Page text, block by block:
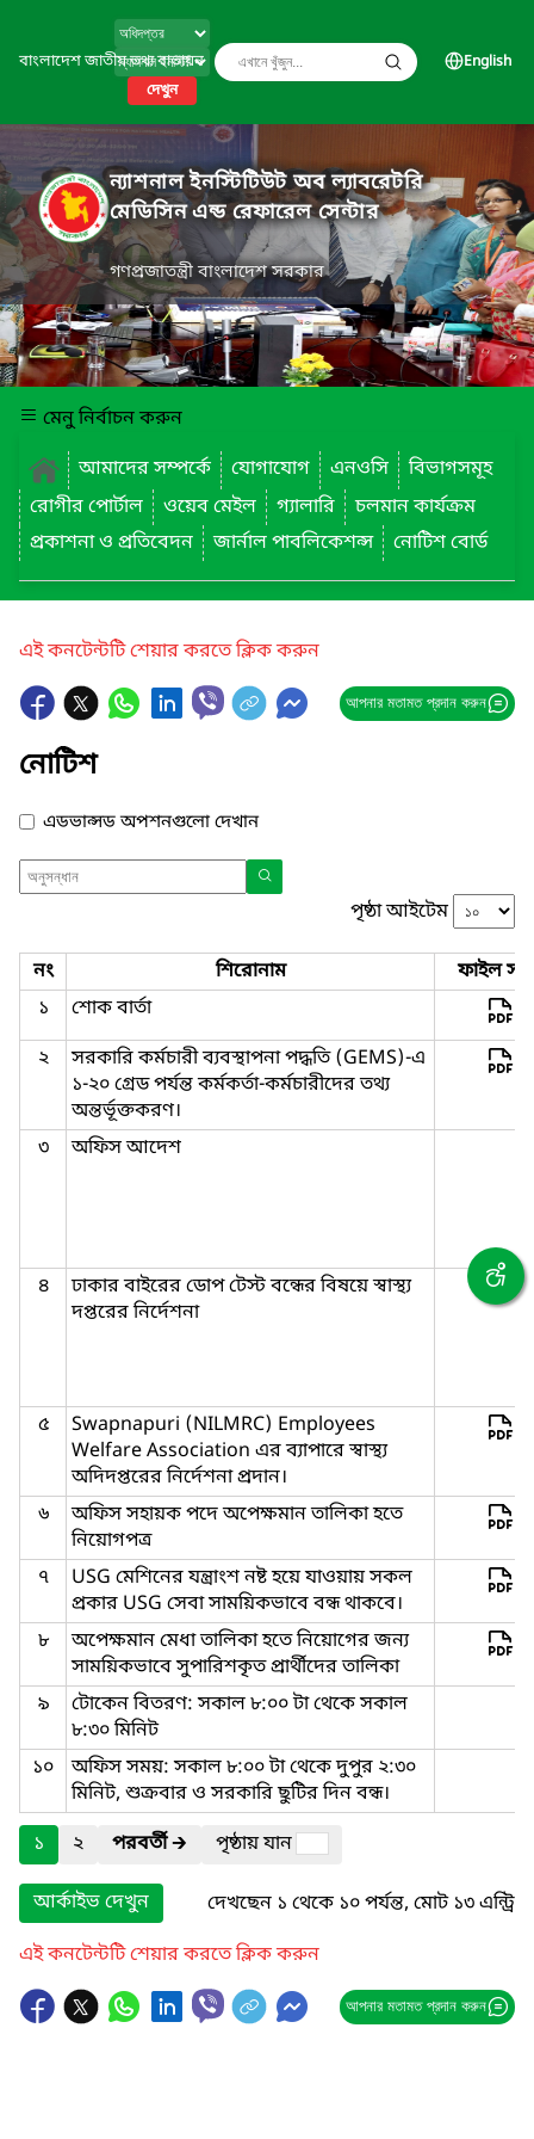
বাংলাদেশ জাতীয় তথ্য বাতায়ন
দেখুন
English
ন্যাশনাল ইনস্টিটিউট অব ল্যাবরেটরি
মেডিসিন এন্ড রেফারেল সেন্টার
গণপ্রজাতন্ত্রী বাংলাদেশ সরকার
মেনু নির্বাচন করুন
আমাদের সম্পর্কে
যোগাযোগ এনওসি
বিভাগসমূহ
রোগীর পোর্টাল
ওয়েব মেইল গ্যালারি
চলমান কার্যক্রম
প্রকাশনা ও প্রতিবেদন
জার্নাল পাবলিকেশন্স নোটিশ বোর্ড
এই কনটেন্টটি শেয়ার করতে ক্লিক করুন
আপনার মতামত প্রদান করুন
নোটিশ
এডভান্সড অপশনগুলো দেখান
পৃষ্ঠা আইটেম
নং শিরোনাম
ফাইল
১
শোক বার্তা
২
সরকারি কর্মচারী ব্যবস্থাপনা পদ্ধতি (GEMS)-এ
১-২০ গ্রেড পর্যন্ত কর্মকর্তা-কর্মচারীদের তথ্য
অন্তর্ভূক্তকরণ।
৩
অফিস আদেশ
৪
ঢাকার বাইরের ডোপ টেস্ট বন্ধের বিষয়ে স্বাস্থ্য
দপ্তরের নির্দেশনা
৫
Swapnapuri (NILMRC) Employees
Welfare Association এর ব্যাপারে স্বাস্থ্য
অদিদপ্তরের নির্দেশনা প্রদান।
৬
অফিস সহায়ক পদে অপেক্ষমান তালিকা হতে
নিয়োগপত্র
৭
USG মেশিনের যন্ত্রাংশ নষ্ট হয়ে যাওয়ায় সকল
প্রকার USG সেবা সাময়িকভাবে বন্ধ থাকবে।
৮
অপেক্ষমান মেধা তালিকা হতে নিয়োগের জন্য
সাময়িকভাবে সুপারিশকৃত প্রার্থীদের তালিকা
৯
টোকেন বিতরণ: সকাল ৮:০০ টা থেকে সকাল
৮:৩০ মিনিট
১০
অফিস সময়: সকাল ৮:০০ টা থেকে দুপুর ২:৩০
মিনিট, শুক্রবার ও সরকারি ছুটির দিন বন্ধ।
১
২ পরবর্তী🡲 পৃষ্ঠায় যান
আর্কাইভ দেখুন
দেখছেন ১ থেকে ১০ পর্যন্ত, মোট ১৩ এন্ট্রি
এই কনটেন্টটি শেয়ার করতে ক্লিক করুন
আপনার মতামত প্রদান করুন